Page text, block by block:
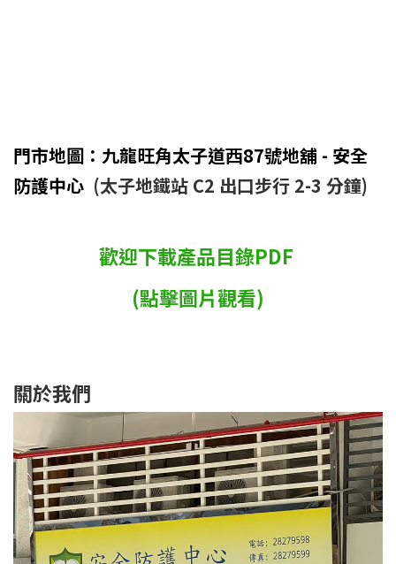
門市地圖：九龍旺角太子道西87號地舖 - 安全
防護中心 (太子地鐵站 C2 出口步行 2-3 分鐘)
歡迎下載產品目錄PDF
(點擊圖片觀看)
關於我們